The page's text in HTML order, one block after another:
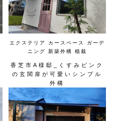
エクステリア カースペース
ガーデ
ニング
新築外構 植栽
2023.12.02
香芝市A様邸_くすみピンク
の玄関扉が可愛いシンプル
外構